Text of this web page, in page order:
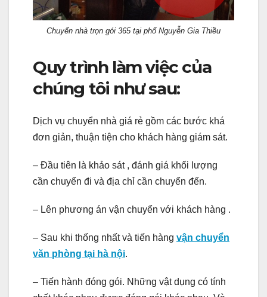
Chuyển nhà trọn gói 365 tại phố Nguyễn Gia Thiều
Quy trình làm việc của
chúng tôi như sau:
Dịch vụ chuyển nhà giá rẻ gồm các bước khá
đơn giản, thuận tiện cho khách hàng giám sát.
– Đầu tiên là khảo sát , đánh giá khối lượng
cần chuyển đi và địa chỉ cần chuyển đến.
– Lên phương án vận chuyển với khách hàng .
– Sau khi thống nhất và tiến hàng vận chuyển
văn phòng tại hà nội.
– Tiến hành đóng gói. Những vật dụng có tính